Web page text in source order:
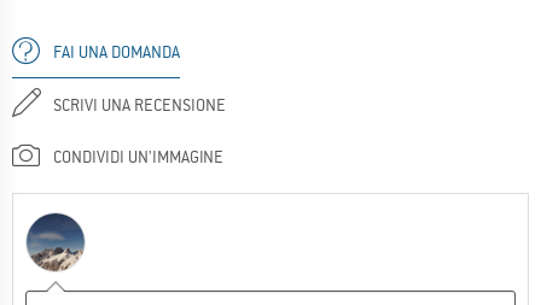
FAI UNA DOMANDA
SCRIVI UNA RECENSIONE
CONDIVIDI UN'IMMAGINE